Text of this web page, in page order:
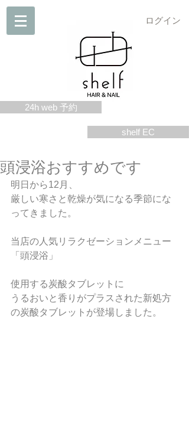
24h web 予約
ログイン
shelf EC
頭浸浴おすすめです
明日から12月、
厳しい寒さと乾燥が気になる季節にな
ってきました。
当店の人気リラクゼーションメニュー
「頭浸浴」
使用する炭酸タブレットに
うるおいと香りがプラスされた新処方
の炭酸タブレットが登場しました。